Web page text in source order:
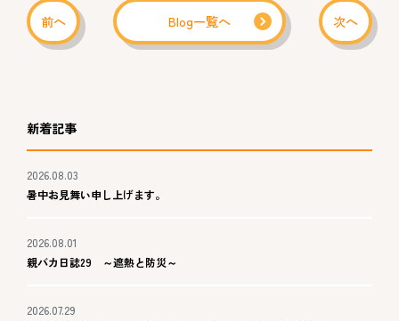
前へ 次へ
Blog一覧へ
新着記事
2026.08.03
暑中お見舞い申し上げます。
2026.08.01
親バカ日誌29 ～遮熱と防災～
2026.07.29